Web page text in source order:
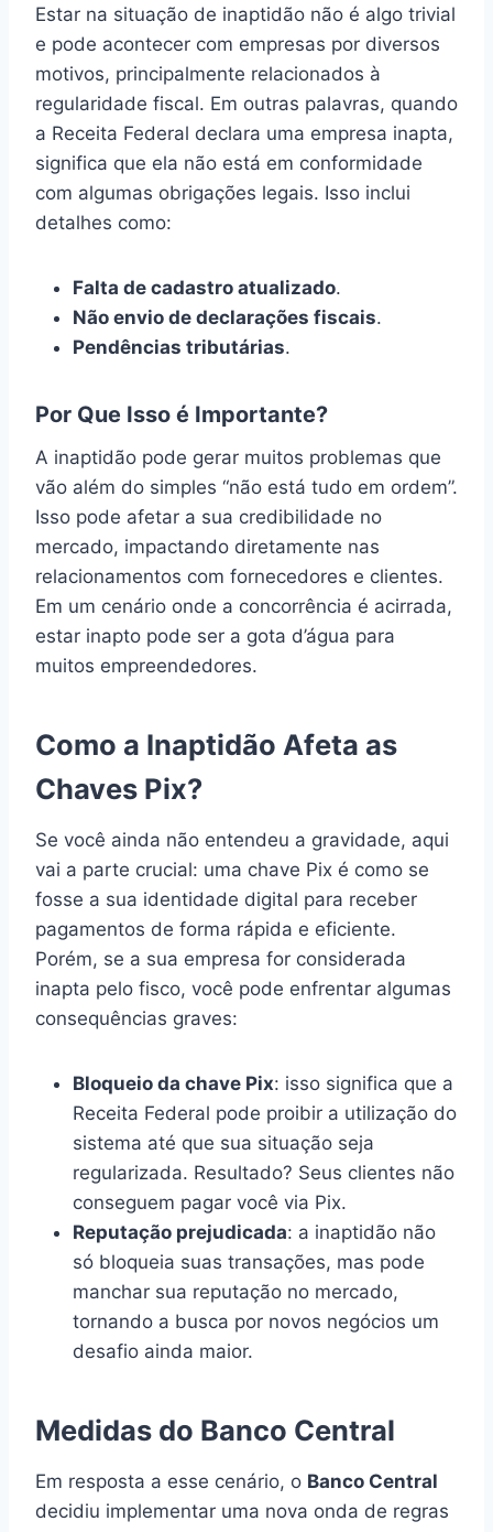
Estar na situação de inaptidão não é algo trivial
e pode acontecer com empresas por diversos
motivos, principalmente relacionados à
regularidade fiscal. Em outras palavras, quando
a Receita Federal declara uma empresa inapta,
significa que ela não está em conformidade
com algumas obrigações legais. Isso inclui
detalhes como:
Falta de cadastro atualizado.
Não envio de declarações fiscais.
Pendências tributárias.
Por Que Isso é Importante?
A inaptidão pode gerar muitos problemas que
vão além do simples “não está tudo em ordem”.
Isso pode afetar a sua credibilidade no
mercado, impactando diretamente nas
relacionamentos com fornecedores e clientes.
Em um cenário onde a concorrência é acirrada,
estar inapto pode ser a gota d’água para
muitos empreendedores.
Como a Inaptidão Afeta as
Chaves Pix?
Se você ainda não entendeu a gravidade, aqui
vai a parte crucial: uma chave Pix é como se
fosse a sua identidade digital para receber
pagamentos de forma rápida e eficiente.
Porém, se a sua empresa for considerada
inapta pelo fisco, você pode enfrentar algumas
consequências graves:
Bloqueio da chave Pix: isso significa que a
Receita Federal pode proibir a utilização do
sistema até que sua situação seja
regularizada. Resultado? Seus clientes não
conseguem pagar você via Pix.
Reputação prejudicada: a inaptidão não
só bloqueia suas transações, mas pode
manchar sua reputação no mercado,
tornando a busca por novos negócios um
desafio ainda maior.
Medidas do Banco Central
Em resposta a esse cenário, o Banco Central
decidiu implementar uma nova onda de regras